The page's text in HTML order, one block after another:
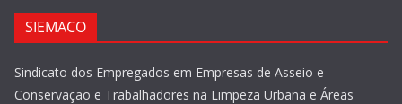
SIEMACO
Sindicato dos Empregados em Empresas de Asseio e
Conservação e Trabalhadores na Limpeza Urbana e Áreas